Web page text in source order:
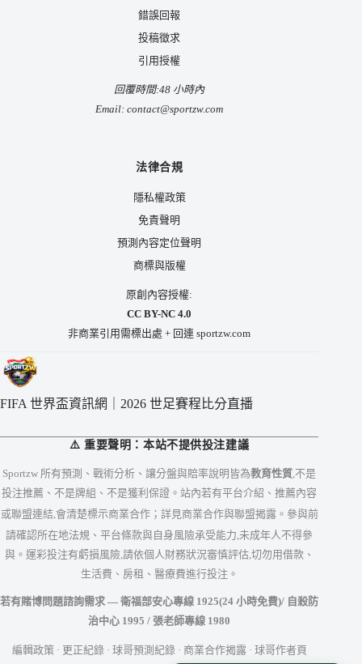
錯誤回報
投稿徵求
引用授權
回覆時間:48 小時內
Email:contact@sportzw.com
法律合規
隱私權政策
免責聲明
預測內容定位聲明
商標與版權
原創內容授權:
CC BY-NC 4.0
非商業引用需標出處 + 回連 sportzw.com
FIFA 世界盃資訊網｜2026 世足賽程比分直播
⚠️ 重要聲明：本站不提供投注建議
Sportzw 所有預測、戰術分析、讓分盤與賠率說明皆為教育性質,不是
投注推薦、不是牌組、不是獲利保證。站內若有平台介紹、推薦內容
或聯盟連結,會清楚標示商業合作；詳見商業合作與聯盟揭露。參與前
請確認所在地法規、平台條款與自身風險承受能力,未成年人不得參
與。運彩投注有虧損風險,請依個人財務狀況審慎評估,切勿用借款、
生活費、房租、醫療費進行投注。
若有賭博問題諮詢需求 — 衛福部安心專線 1925(24 小時免費)/ 自殺防
治中心 1995 / 張老師專線 1980
編輯政策· 更正紀錄· 球哥預測紀錄· 商業合作揭露· 球哥作者頁